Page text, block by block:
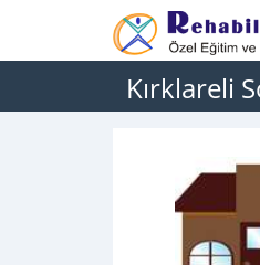
Kırklareli